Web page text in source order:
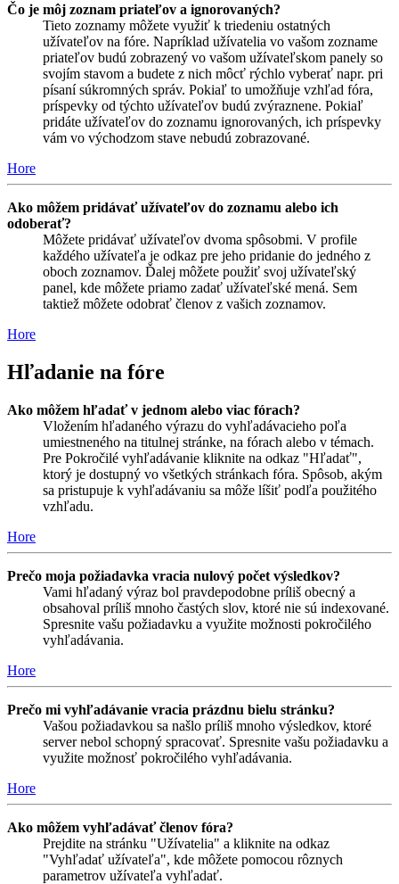
Čo je môj zoznam priateľov a ignorovaných?
Tieto zoznamy môžete využiť k triedeniu ostatných
užívateľov na fóre. Napríklad užívatelia vo vašom zozname
priateľov budú zobrazený vo vašom užívateľskom panely so
svojím stavom a budete z nich môcť rýchlo vyberať napr. pri
písaní súkromných správ. Pokiaľ to umožňuje vzhľad fóra,
príspevky od týchto užívateľov budú zvýraznene. Pokiaľ
pridáte užívateľov do zoznamu ignorovaných, ich príspevky
vám vo východzom stave nebudú zobrazované.
Hore
Ako môžem pridávať užívateľov do zoznamu alebo ich
odoberať?
Môžete pridávať užívateľov dvoma spôsobmi. V profile
každého užívateľa je odkaz pre jeho pridanie do jedného z
oboch zoznamov. Ďalej môžete použiť svoj užívateľský
panel, kde môžete priamo zadať užívateľské mená. Sem
taktiež môžete odobrať členov z vašich zoznamov.
Hore
Hľadanie na fóre
Ako môžem hľadať v jednom alebo viac fórach?
Vložením hľadaného výrazu do vyhľadávacieho poľa
umiestneného na titulnej stránke, na fórach alebo v témach.
Pre Pokročilé vyhľadávanie kliknite na odkaz "Hľadať",
ktorý je dostupný vo všetkých stránkach fóra. Spôsob, akým
sa pristupuje k vyhľadávaniu sa môže líšiť podľa použitého
vzhľadu.
Hore
Prečo moja požiadavka vracia nulový počet výsledkov?
Vami hľadaný výraz bol pravdepodobne príliš obecný a
obsahoval príliš mnoho častých slov, ktoré nie sú indexované.
Spresnite vašu požiadavku a využite možnosti pokročilého
vyhľadávania.
Hore
Prečo mi vyhľadávanie vracia prázdnu bielu stránku?
Vašou požiadavkou sa našlo príliš mnoho výsledkov, ktoré
server nebol schopný spracovať. Spresnite vašu požiadavku a
využite možnosť pokročilého vyhľadávania.
Hore
Ako môžem vyhľadávať členov fóra?
Prejdite na stránku "Užívatelia" a kliknite na odkaz
"Vyhľadať užívateľa", kde môžete pomocou rôznych
parametrov užívateľa vyhľadať.